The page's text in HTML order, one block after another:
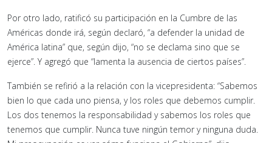
Por otro lado, ratificó su participación en la Cumbre de las
Américas donde irá, según declaró, “a defender la unidad de
América latina” que, según dijo, “no se declama sino que se
ejerce”. Y agregó que “lamenta la ausencia de ciertos países”.
También se refirió a la relación con la vicepresidenta: “Sabemos
bien lo que cada uno piensa, y los roles que debemos cumplir.
Los dos tenemos la responsabilidad y sabemos los roles que
tenemos que cumplir. Nunca tuve ningún temor y ninguna duda.